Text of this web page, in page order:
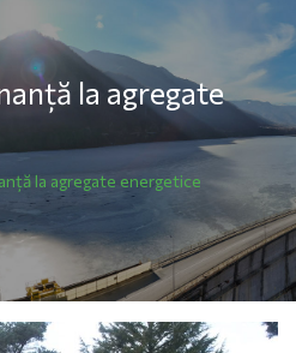
la agregate
la agregate energetice